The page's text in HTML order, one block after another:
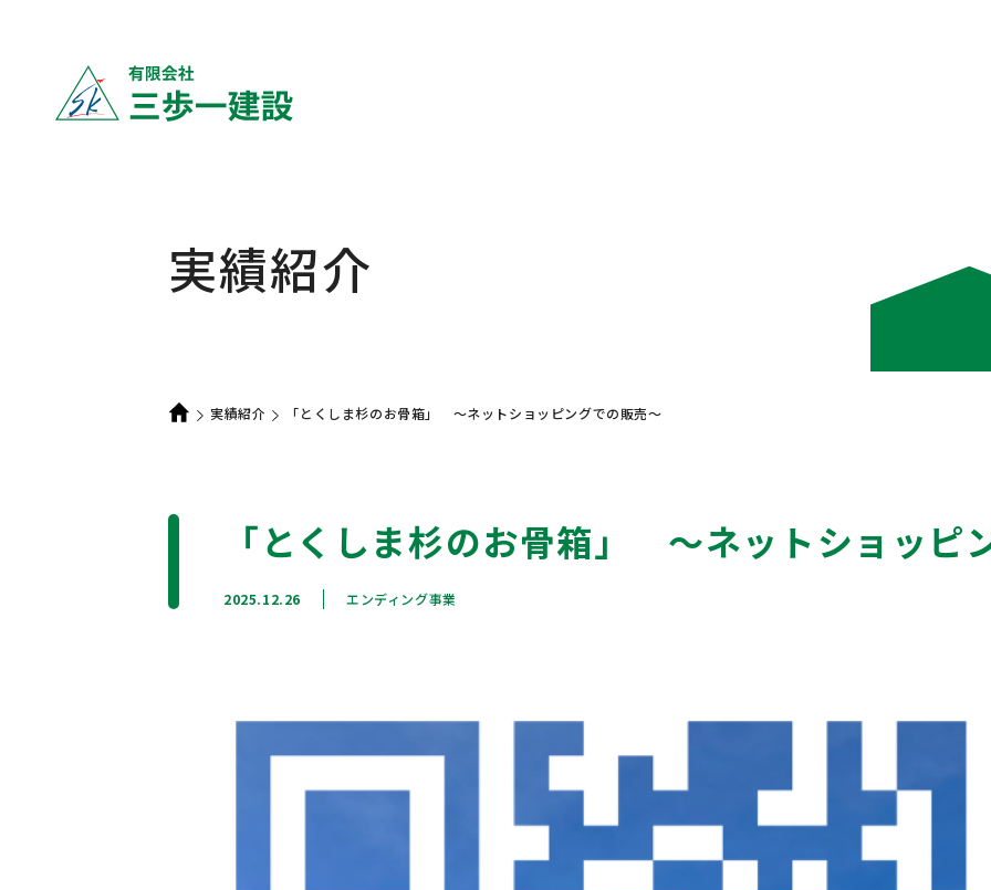
実績紹介
実績紹介 「とくしま杉のお骨箱」 ～ネットショッピングでの販売～
「とくしま杉のお骨箱」 ～ネットショッピ
2025.12.26 エンディング事業